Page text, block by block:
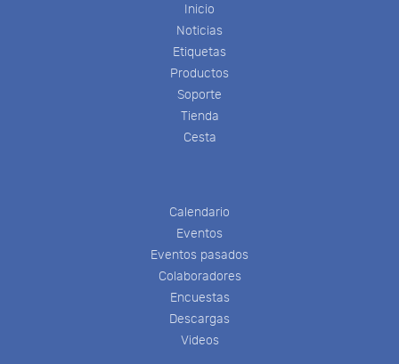
Inicio
Noticias
Etiquetas
Productos
Soporte
Tienda
Cesta
Calendario
Eventos
Eventos pasados
Colaboradores
Encuestas
Descargas
Videos